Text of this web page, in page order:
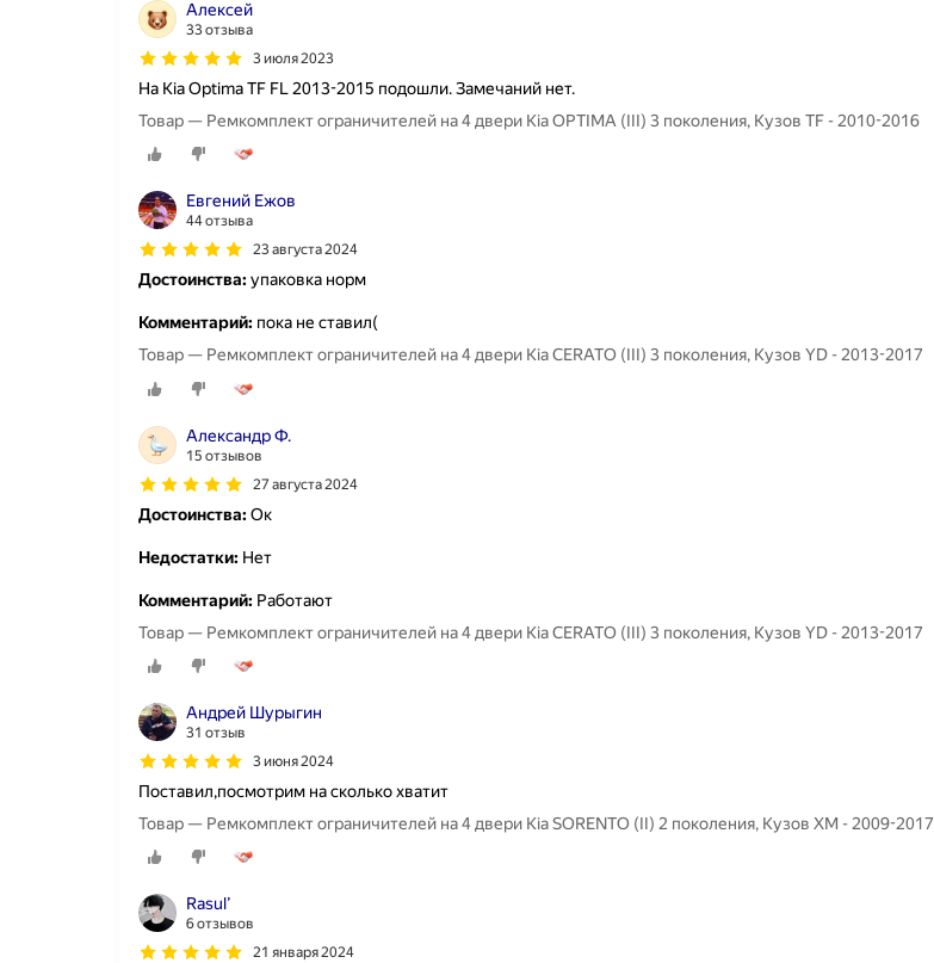
Алексей
33 отзыва
3 июля 2023
На Kia Optima TF FL 2013-2015 подошли. Замечаний нет.
Товар — Ремкомплект ограничителей на 4 двери Kia OPTIMA (III) 3 поколения, Кузов TF - 2010-2016
Евгений Ежов
44 отзыва
23 августа 2024
Достоинства:упаковка норм
Комментарий: пока не ставил(
Товар — Ремкомплект ограничителей на 4 двери Kia CERATO (III) 3 поколения, Кузов YD - 2013-2017
Александр Ф.
15 отзывов
27 августа 2024
Достоинства:Ок
Недостатки: Нет
Комментарий: Работают
Товар — Ремкомплект ограничителей на 4 двери Kia CERATO (III) 3 поколения, Кузов YD - 2013-2017
Андрей Шурыгин
31 отзыв
3 июня 2024
Поставил,посмотрим на сколько хватит
Товар — Ремкомплект ограничителей на 4 двери Kia SORENTO (II) 2 поколения, Кузов XM - 2009-2017
Rasul’
6 отзывов
21 января 2024